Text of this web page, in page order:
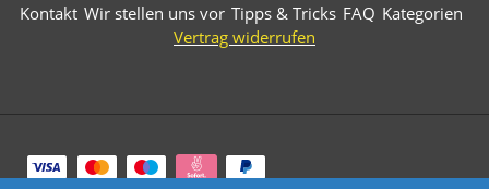
Kontakt Wir stellen uns vor Tipps & Tricks FAQ Kategorien
Vertrag widerrufen
Zahlungsarten